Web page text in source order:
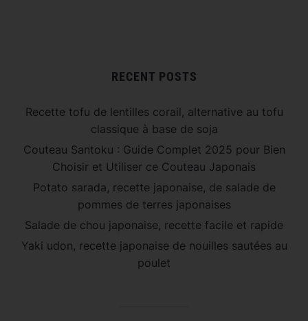
RECENT POSTS
Recette tofu de lentilles corail, alternative au tofu
classique à base de soja
Couteau Santoku : Guide Complet 2025 pour Bien
Choisir et Utiliser ce Couteau Japonais
Potato sarada, recette japonaise, de salade de
pommes de terres japonaises
Salade de chou japonaise, recette facile et rapide
Yaki udon, recette japonaise de nouilles sautées au
poulet